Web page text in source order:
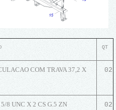
QT
COM TRAVA 37,2 X 02
8 UNC X 2 CS G.5 ZN 02